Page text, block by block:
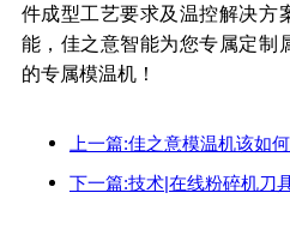
件成型工艺要求及温控解决方
能，佳之意智能为您专属定制
的专属模温机！
上一篇:佳之意模温机该如
下一篇:技术|在线粉碎机刀